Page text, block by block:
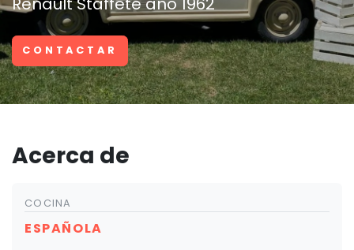
CONTACTAR
Acerca de
COCINA
ESPAÑOLA